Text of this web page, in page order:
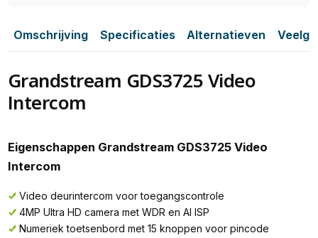
Omschrijving Specificaties Alternatieven
Grandstream GDS3725 Video
Intercom
Eigenschappen Grandstream GDS3725 Video
Intercom
Video deurintercom voor toegangscontrole
4MP Ultra HD camera met WDR en AI ISP
Numeriek toetsenbord met 15 knoppen voor pincode